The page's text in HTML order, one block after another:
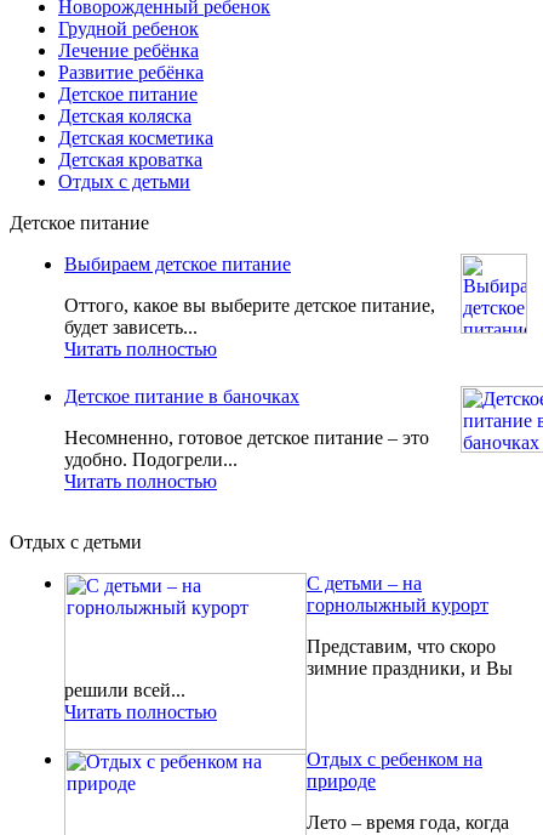
Новорожденный ребенок
Грудной ребенок
Лечение ребёнка
Развитие ребёнка
Детское питание
Детская коляска
Детская косметика
Детская кроватка
Отдых с детьми
Детское питание
Выбираем детское питание
Оттого, какое вы выберите детское питание,
будет зависеть...
Читать полностью
Детское питание в баночках
Несомненно, готовое детское питание – это
удобно. Подогрели...
Читать полностью
Отдых с детьми
С детьми – на
горнолыжный курорт
Представим, что скоро
зимние праздники, и Вы
решили всей...
Читать полностью
Отдых с ребенком на
природе
Лето – время года, когда